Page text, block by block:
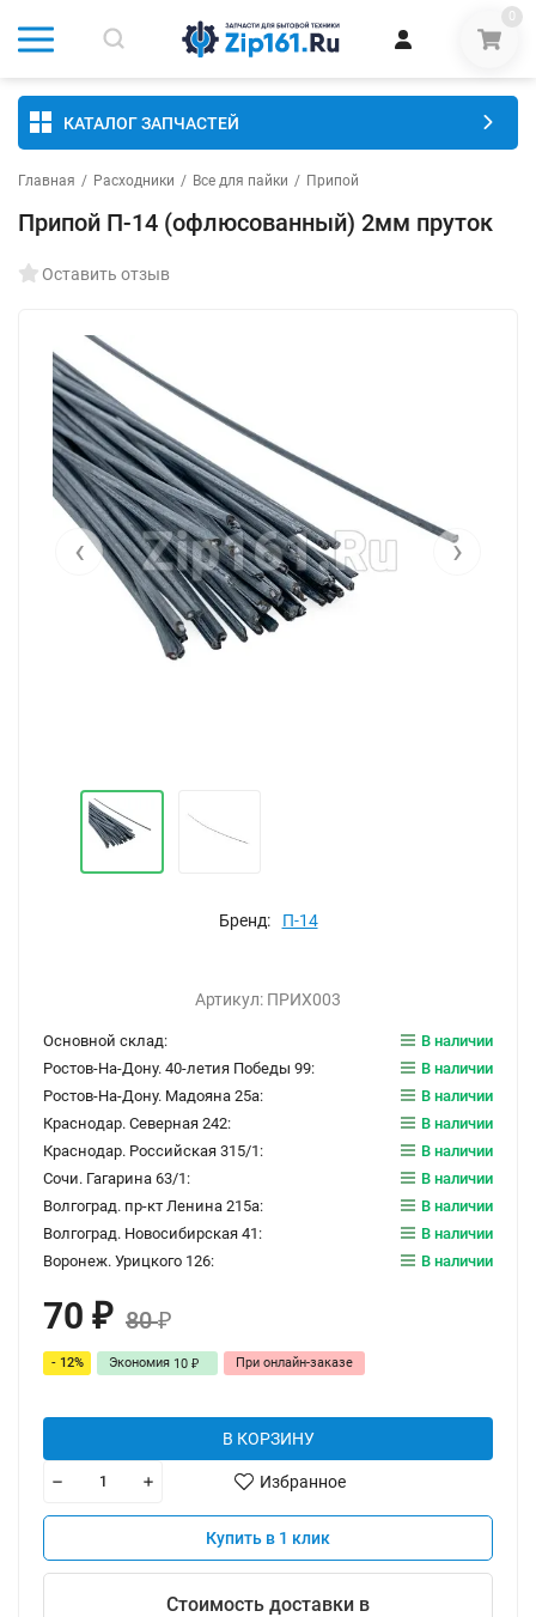
0
КАТАЛОГ ЗАПЧАСТЕЙ
Главная / Расходники / Все для пайки / Припой
Припой П-14 (офлюсованный) 2мм пруток
Оставить отзыв
‹ ›
Бренд: П-14
Артикул: ПРИХ003
Основной склад:
В наличии
Ростов-На-Дону. 40-летия Победы 99:
В наличии
Ростов-На-Дону. Мадояна 25а:
В наличии
Краснодар. Северная 242:
В наличии
Краснодар. Российская 315/1:
В наличии
Сочи. Гагарина 63/1:
В наличии
Волгоград. пр-кт Ленина 215а:
В наличии
Волгоград. Новосибирская 41:
В наличии
Воронеж. Урицкого 126:
В наличии
70 ₽ 80₽
- 12% Экономия 10 ₽ При онлайн-заказе
В КОРЗИНУ
Избранное
Купить в 1 клик
Стоимость доставки в